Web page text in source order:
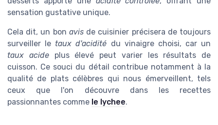
sensation gustative unique.
Cela dit, un bon avisde cuisinier précisera de toujours
surveiller le taux d'acidité du vinaigre choisi, car un
taux acideplus élevé peut varier les résultats de
cuisson. Ce souci du détail contribue notamment à la
qualité de plats célèbres qui nous émerveillent, tels
ceux que l'on découvre dans les recettes
passionnantes comme le lychee.